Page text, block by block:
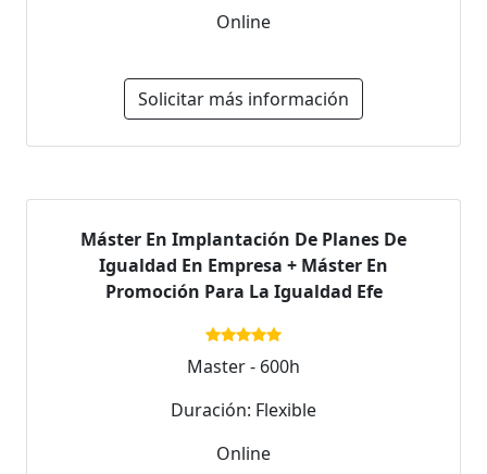
Online
Solicitar más información
Máster En Implantación De Planes De
Igualdad En Empresa + Máster En
Promoción Para La Igualdad Efe
Master - 600h
Duración: Flexible
Online